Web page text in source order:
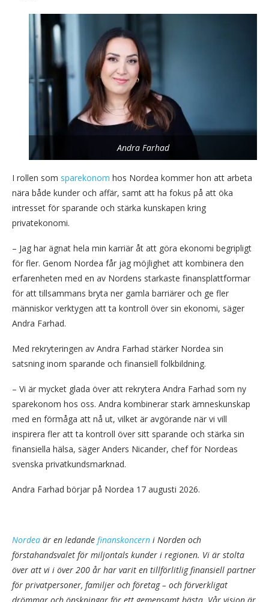
Andra Farhad
I rollen som sparekonom hos Nordea kommer hon att arbeta
nära både kunder och affär, samt att ha fokus på att öka
intresset för sparande och stärka kunskapen kring
privatekonomi.
– Jag har ägnat hela min karriär åt att göra ekonomi begripligt
för fler. Genom Nordea får jag möjlighet att kombinera den
erfarenheten med en av Nordens starkaste finansplattformar
för att tillsammans bryta ner gamla barriärer och ge fler
människor verktygen att ta kontroll över sin ekonomi, säger
Andra Farhad.
Med rekryteringen av Andra Farhad stärker Nordea sin
satsning inom sparande och finansiell folkbildning.
– Vi är mycket glada över att rekrytera Andra Farhad som ny
sparekonom hos oss. Andra kombinerar stark ämneskunskap
med en förmåga att nå ut, vilket är avgörande när vi vill
inspirera fler att ta kontroll över sitt sparande och stärka sin
finansiella hälsa, säger Anders Nicander, chef för Nordeas
svenska privatkundsmarknad.
Andra Farhad börjar på Nordea 17 augusti 2026.
Nordea är en ledande finanskoncern i Norden och
förstahandsvalet för miljontals kunder i regionen. Vi är stolta
över att vi i över 200 år har varit en tillförlitlig finansiell partner
för privatpersoner, familjer och företag – och förverkligat